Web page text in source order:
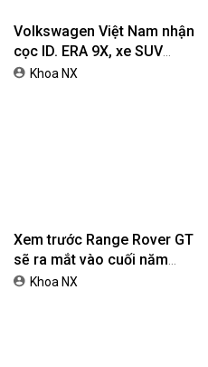
Volkswagen Việt Nam nhận
cọc ID. ERA 9X, xe SUV
EREV dự kiến giá dưới 3 tỷ
Khoa NX
Xem trước Range Rover GT
sẽ ra mắt vào cuối năm
2026Khoa NX